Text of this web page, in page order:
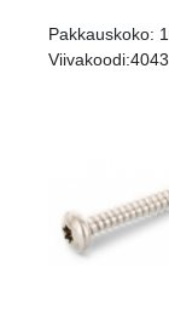
Pakkauskoko:
Viivakoodi: